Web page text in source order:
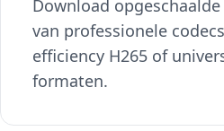
Download
van professionele
efficiency H265 of
formaten.